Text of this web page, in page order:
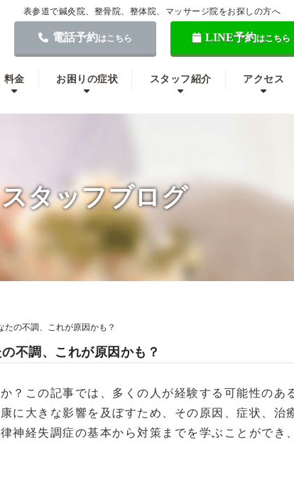
表参道で鍼灸院、整骨院、整体院、マッサージ院をお探しの方へ
電話予約はこちら LINE予約はこちら
料金 お困りの症状 スタッフ紹介 アクセス
スタッフブログ
たの不調、これが原因かも？
不調、これが原因かも？
？この記事では、多くの人が経験する可能性のあ
に大きな影響を及ぼすため、その原因、症状、治
神経失調症の基本から対策までを学ぶことができ